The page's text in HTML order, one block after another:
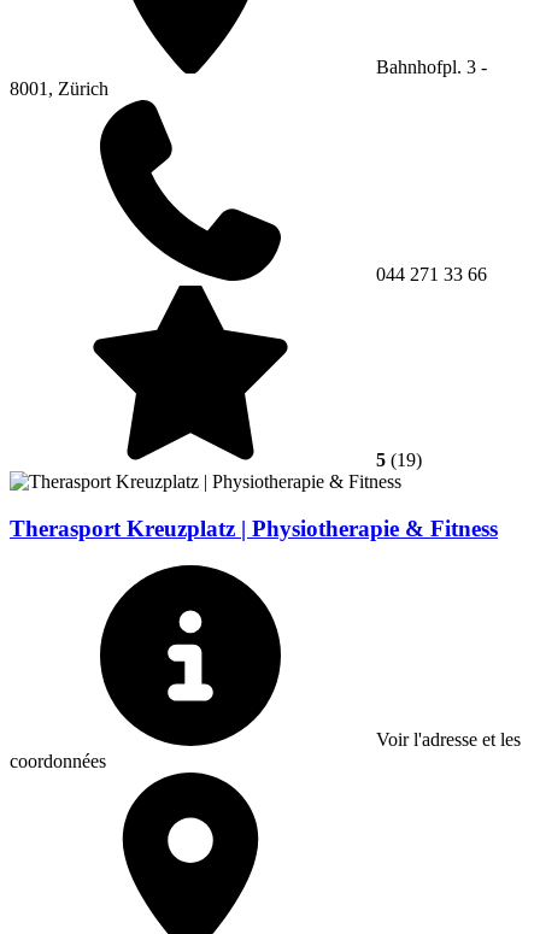
Bahnhofpl. 3 -
8001, Zürich
044 271 33 66
5 (19)
Therasport Kreuzplatz | Physiotherapie & Fitness
Voir l'adresse et les
coordonnées